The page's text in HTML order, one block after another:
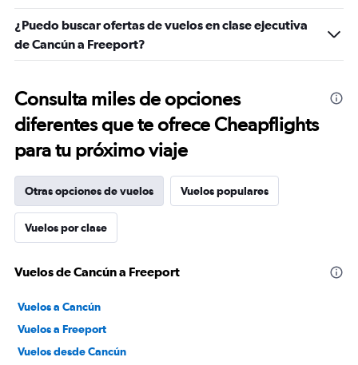
¿Puedo buscar ofertas de vuelos en clase ejecutiva
de Cancún a Freeport?
Consulta miles de opciones
diferentes que te ofrece Cheapflights
para tu próximo viaje
Otras opciones de vuelos Vuelos populares
Vuelos por clase
Vuelos de Cancún a Freeport
Vuelos a Cancún
Vuelos a Freeport
Vuelos desde Cancún